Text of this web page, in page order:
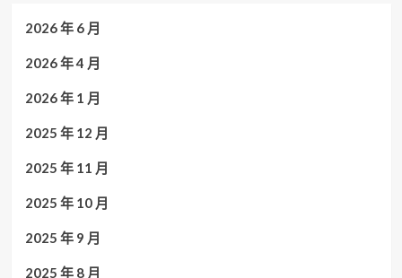
2026 年 6 月
2026 年 4 月
2026 年 1 月
2025 年 12 月
2025 年 11 月
2025 年 10 月
2025 年 9 月
2025 年 8 月